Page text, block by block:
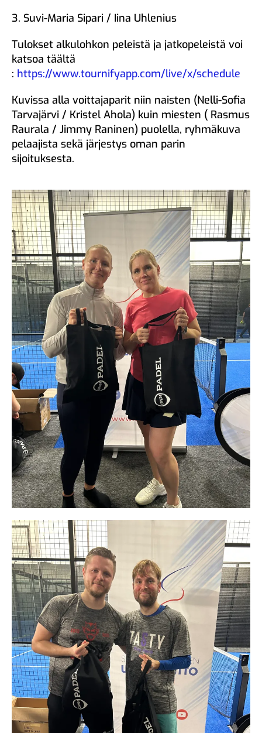
3. Suvi-Maria Sipari / Iina Uhlenius
Tulokset alkulohkon peleistä ja jatkopeleistä voi
katsoa täältä
: https://www.tournifyapp.com/live/x/schedule
Kuvissa alla voittajaparit niin naisten (Nelli-Sofia
Tarvajärvi / Kristel Ahola) kuin miesten ( Rasmus
Raurala / Jimmy Raninen) puolella, ryhmäkuva
pelaajista sekä järjestys oman parin
sijoituksesta.